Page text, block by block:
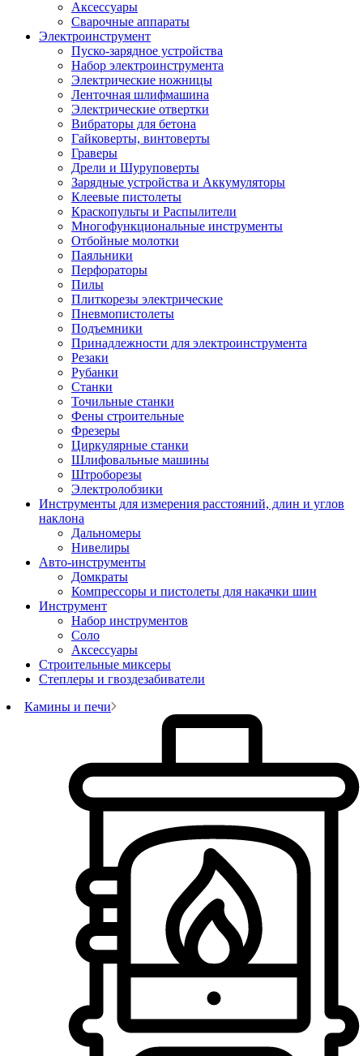
Аксессуары
Сварочные аппараты
Электроинструмент
Пуско-зарядное устройства
Набор электроинструмента
Электрические ножницы
Ленточная шлифмашина
Электрические отвертки
Вибраторы для бетона
Гайковерты, винтоверты
Граверы
Дрели и Шуруповерты
Зарядные устройства и Аккумуляторы
Клеевые пистолеты
Краскопульты и Распылители
Многофункциональные инструменты
Отбойные молотки
Паяльники
Перфораторы
Пилы
Плиткорезы электрические
Пневмопистолеты
Подъемники
Принадлежности для электроинструмента
Резаки
Рубанки
Станки
Точильные станки
Фены строительные
Фрезеры
Циркулярные станки
Шлифовальные машины
Штроборезы
Электролобзики
Инструменты для измерения расстояний, длин и углов
наклона
Дальномеры
Нивелиры
Авто-инструменты
Домкраты
Компрессоры и пистолеты для накачки шин
Инструмент
Набор инструментов
Соло
Аксессуары
Строительные миксеры
Степлеры и гвоздезабиватели
Камины и печи